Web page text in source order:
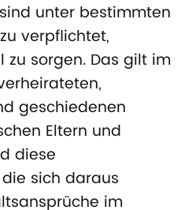
unter bestimmten
verpflichtet,
zu sorgen. Das gilt im
geschiedenen
Eltern und
diese
sich daraus
im